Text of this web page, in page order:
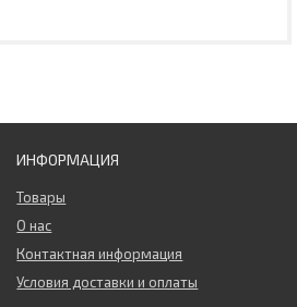
ИНФОРМАЦИЯ
Товары
О нас
Контактная информация
Условия доставки и оплаты